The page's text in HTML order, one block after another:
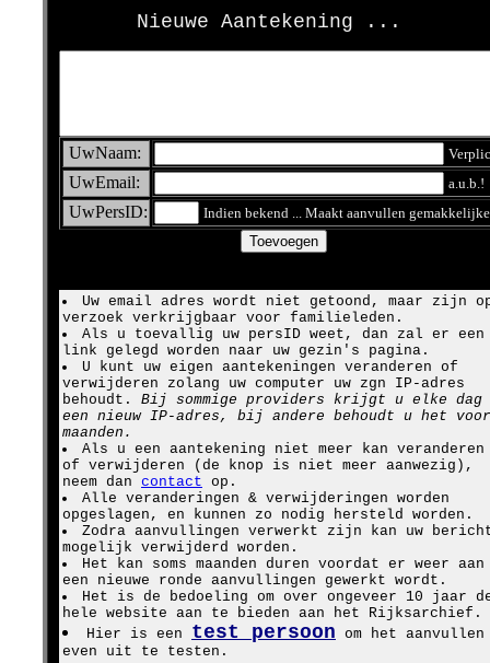
Nieuwe Aantekening ...
UwNaam:
UwEmail: a.u.b.!
UwPersID: Indien bekend ... Maakt aanvullen
Uw email adres wordt niet getoond, maar zijn
verzoek verkrijgbaar voor familieleden.
Als u toevallig uw persID weet, dan zal er een
link gelegd worden naar uw gezin's pagina.
U kunt uw eigen aantekeningen veranderen of
verwijderen zolang uw computer uw zgn IP-adres
behoudt. Bij sommige providers krijgt u elke dag
een nieuw IP-adres, bij andere behoudt u het voor
maanden.
Als u een aantekening niet meer kan veranderen
of verwijderen (de knop is niet meer aanwezig),
neem dan contact op.
Alle veranderingen & verwijderingen worden
opgeslagen, en kunnen zo nodig hersteld worden.
Zodra aanvullingen verwerkt zijn kan uw
mogelijk verwijderd worden.
Het kan soms maanden duren voordat er weer aan
een nieuwe ronde aanvullingen gewerkt wordt.
Het is de bedoeling om over ongeveer 10 jaar
hele website aan te bieden aan het Rijksarchief.
Hier is een test persoon om het aanvullen
even uit te testen.